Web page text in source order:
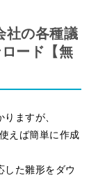
社の各種議
ード【無
ますが、
えば簡単に作成
した雛形をダウ